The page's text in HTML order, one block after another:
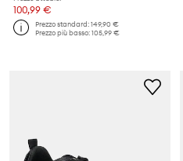
100,99 €
Prezzo standard:149,90 €
Prezzo più basso:105,99 €